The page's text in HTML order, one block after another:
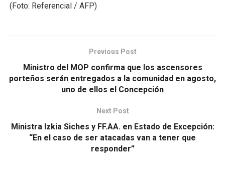
(Foto: Referencial / AFP)
Previous Post
Ministro del MOP confirma que los ascensores
porteños serán entregados a la comunidad en agosto,
uno de ellos el Concepción
Next Post
Ministra Izkia Siches y FF.AA. en Estado de Excepción:
“En el caso de ser atacadas van a tener que
responder”